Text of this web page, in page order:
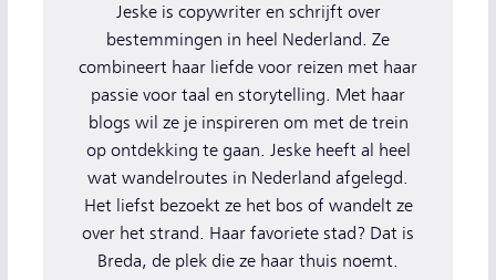
Jeske is copywriter en schrijft over
bestemmingen in heel Nederland. Ze
combineert haar liefde voor reizen met haar
passie voor taal en storytelling. Met haar
blogs wil ze je inspireren om met de trein
op ontdekking te gaan. Jeske heeft al heel
wat wandelroutes in Nederland afgelegd.
Het liefst bezoekt ze het bos of wandelt ze
over het strand. Haar favoriete stad? Dat is
Breda, de plek die ze haar thuis noemt.